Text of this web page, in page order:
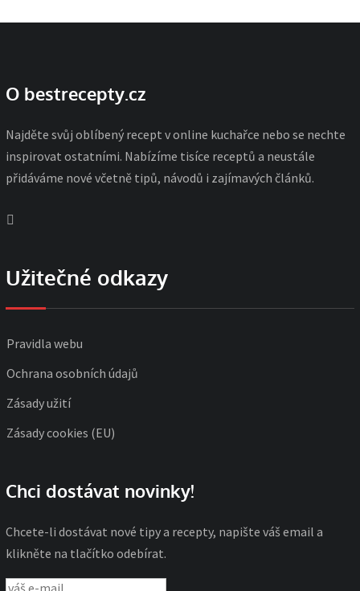
O bestrecepty.cz
Najděte svůj oblíbený recept v online kuchařce nebo se nechte
inspirovat ostatními. Nabízíme tisíce receptů a neustále
přidáváme nové včetně tipů, návodů i zajímavých článků.
Užitečné odkazy
Pravidla webu
Ochrana osobních údajů
Zásady užití
Zásady cookies (EU)
Chci dostávat novinky!
Chcete-li dostávat nové tipy a recepty, napište váš email a
klikněte na tlačítko odebírat.